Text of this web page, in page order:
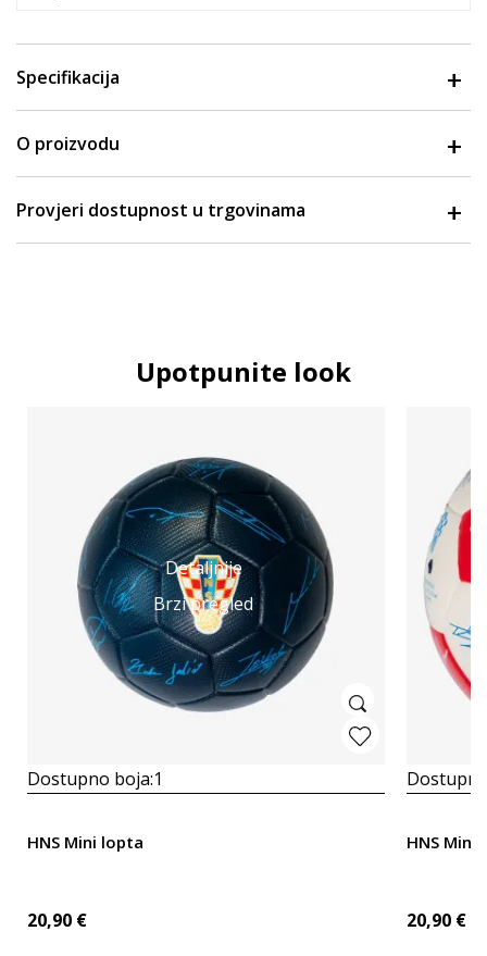
Specifikacija
O proizvodu
Provjeri dostupnost u trgovinama
Upotpunite look
Detaljnije
Brzi pregled
Dostupno boja:1
HNS Mini lopta
20,90 €
HNS Mini
20,90 €